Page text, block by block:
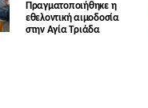
Πραγματοποιήθηκε η
εθελοντική αιμοδοσία
στην Αγία Τριάδα